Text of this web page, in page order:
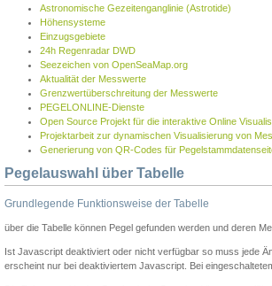
Astronomische Gezeitenganglinie (Astrotide)
Höhensysteme
Einzugsgebiete
24h Regenradar DWD
Seezeichen von OpenSeaMap.org
Aktualität der Messwerte
Grenzwertüberschreitung der Messwerte
PEGELONLINE-Dienste
Open Source Projekt für die interaktive Online
Projektarbeit zur dynamischen Visualisierung von
Generierung von QR-Codes für
Pegelauswahl über Tabelle
Grundlegende Funktionsweise der Tabelle
über die Tabelle können Pegel gefunden werden und deren
Ist Javascript deaktiviert oder nicht verfügbar so muss jede
erscheint nur bei deaktiviertem Javascript. Bei